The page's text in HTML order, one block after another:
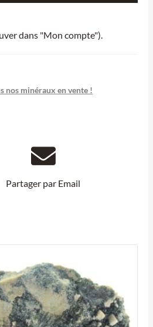
dans "Mon compte").
nos minéraux en vente !
Partager par Email